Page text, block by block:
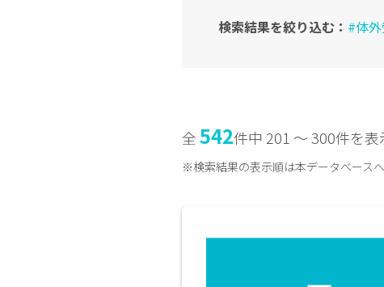
検索結果を絞り込む： #体
全542件中 201 〜 300件を表
※検索結果の表示順は本データベース